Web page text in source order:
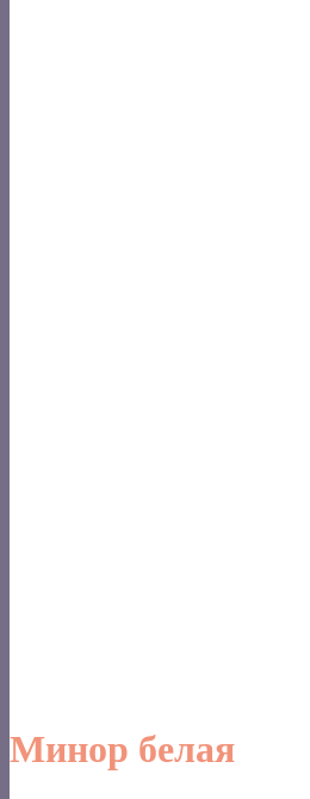
Минор белая